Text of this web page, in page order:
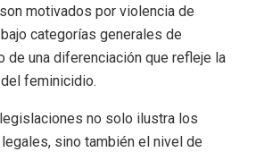
motivados por violencia de
categorías generales de
de una diferenciación que refleje la
feminicidio.
no solo ilustra los
sino también el nivel de